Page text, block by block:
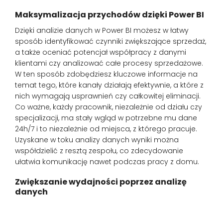
Maksymalizacja przychodów dzięki Power BI
Dzięki analizie danych w Power BI możesz w łatwy
sposób identyfikować czynniki zwiększające sprzedaż,
a także oceniać potencjał współpracy z danymi
klientami czy analizować całe procesy sprzedażowe.
W ten sposób zdobędziesz kluczowe informacje na
temat tego, które kanały działają efektywnie, a które z
nich wymagają usprawnień czy całkowitej eliminacji.
Co ważne, każdy pracownik, niezależnie od działu czy
specjalizacji, ma stały wgląd w potrzebne mu dane
24h/7 i to niezależnie od miejsca, z którego pracuje.
Uzyskane w toku analizy danych wyniki można
współdzielić z resztą zespołu, co zdecydowanie
ułatwia komunikację nawet podczas pracy z domu.
Zwiększanie wydajności poprzez analizę
danych